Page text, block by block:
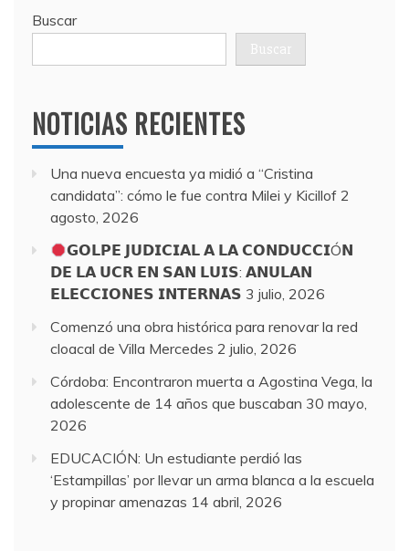
Buscar
Buscar
NOTICIAS RECIENTES
Una nueva encuesta ya midió a “Cristina
candidata”: cómo le fue contra Milei y Kicillof 2
agosto, 2026
𝗚𝗢𝗟𝗣𝗘 𝗝𝗨𝗗𝗜𝗖𝗜𝗔𝗟 𝗔 𝗟𝗔 𝗖𝗢𝗡𝗗𝗨𝗖𝗖𝗜Ó𝗡
𝗗𝗘 𝗟𝗔 𝗨𝗖𝗥 𝗘𝗡 𝗦𝗔𝗡 𝗟𝗨𝗜𝗦: 𝗔𝗡𝗨𝗟𝗔𝗡
𝗘𝗟𝗘𝗖𝗖𝗜𝗢𝗡𝗘𝗦 𝗜𝗡𝗧𝗘𝗥𝗡𝗔𝗦 3 julio, 2026
Comenzó una obra histórica para renovar la red
cloacal de Villa Mercedes 2 julio, 2026
Córdoba: Encontraron muerta a Agostina Vega, la
adolescente de 14 años que buscaban 30 mayo,
2026
EDUCACIÓN: Un estudiante perdió las
‘Estampillas’ por llevar un arma blanca a la escuela
y propinar amenazas 14 abril, 2026